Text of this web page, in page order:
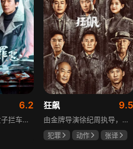
6.2
凛冬，一精神病女子拦车报案，称丈夫杀人，刑警沈栋梁吴红兵由此揭开系列碎尸案真相。然而风浪未平，储蓄所抢劫杀人案，少女失踪案，流窜抢车案接连发生，沈栋梁与吴红兵追凶之际，竟牵出改变二人命运的人性悲剧。
狂飙 9.5
由金牌导演徐纪周执导，张译、张颂文、李一桐、张志坚、吴刚领衔主演，倪大红、韩童生、李建义特邀主演的中央政法委重点项目。一部扫黑除恶坚决斗争的回忆录，横跨20年的群像叙事全景式展现时代变迁下的黑白较量与复杂人性。
犯罪 动作
张译